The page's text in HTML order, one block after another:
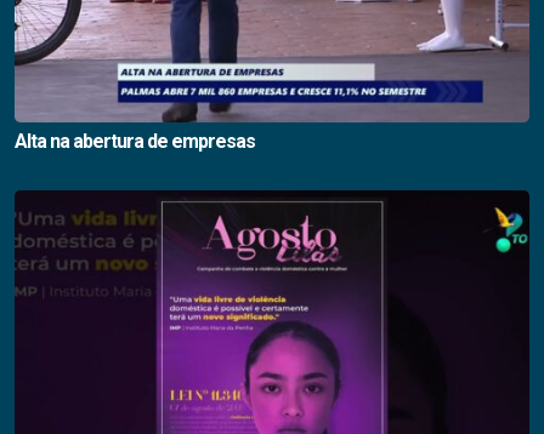
Alta na abertura de empresas